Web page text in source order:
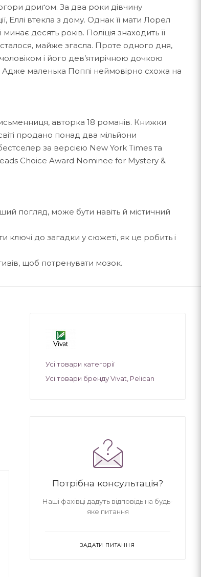
дриґом. За два роки дівчину
Еллі втекла з дому. Однак її мати Лорел
десять років. Поліція знаходить її
майже згасла. Проте одного дня,
і його дев’ятирічною дочкою
Адже маленька Поппі неймовірно схожа на
авторка 18 романів. Книжки
продано понад два мільйони
за версією New York Times та
Choice Award Nominee for Mystery &
погляд, може бути навіть й містичний
ключі до загадки у сюжеті, як це робить і
щоб потренувати мозок.
Усі товари категорії
Усі товари бренду Vivat, Pelican
Потрібна консультація?
Наші фахівці дадуть відповідь на будь-
яке питання
ЗАДАТИ ПИТАННЯ